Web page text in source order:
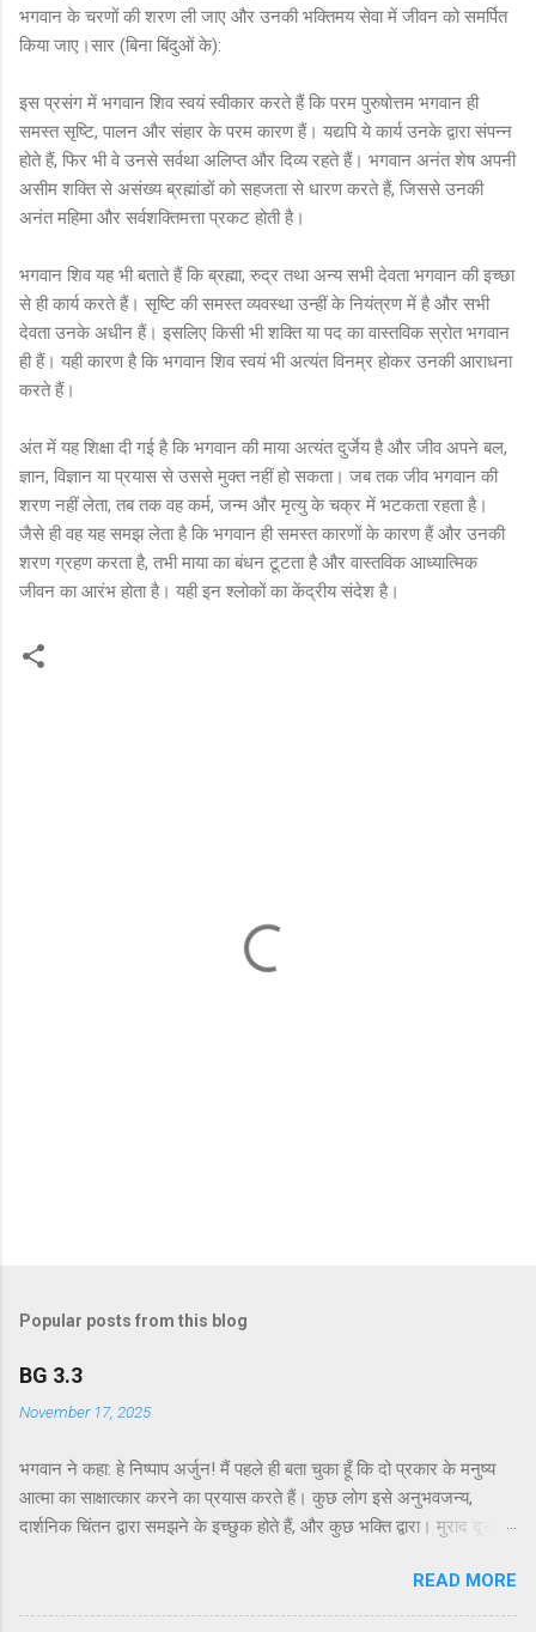
भगवान के चरणों की शरण ली जाए और उनकी भक्तिमय सेवा में जीवन को समर्पित
किया जाए।सार (बिना बिंदुओं के):
इस प्रसंग में भगवान शिव स्वयं स्वीकार करते हैं कि परम पुरुषोत्तम भगवान ही
समस्त सृष्टि, पालन और संहार के परम कारण हैं। यद्यपि ये कार्य उनके द्वारा संपन्न
होते हैं, फिर भी वे उनसे सर्वथा अलिप्त और दिव्य रहते हैं। भगवान अनंत शेष अपनी
असीम शक्ति से असंख्य ब्रह्मांडों को सहजता से धारण करते हैं, जिससे उनकी
अनंत महिमा और सर्वशक्तिमत्ता प्रकट होती है।
भगवान शिव यह भी बताते हैं कि ब्रह्मा, रुद्र तथा अन्य सभी देवता भगवान की इच्छा
से ही कार्य करते हैं। सृष्टि की समस्त व्यवस्था उन्हीं के नियंत्रण में है और सभी
देवता उनके अधीन हैं। इसलिए किसी भी शक्ति या पद का वास्तविक स्रोत भगवान
ही हैं। यही कारण है कि भगवान शिव स्वयं भी अत्यंत विनम्र होकर उनकी आराधना
करते हैं।
अंत में यह शिक्षा दी गई है कि भगवान की माया अत्यंत दुर्जेय है और जीव अपने बल,
ज्ञान, विज्ञान या प्रयास से उससे मुक्त नहीं हो सकता। जब तक जीव भगवान की
शरण नहीं लेता, तब तक वह कर्म, जन्म और मृत्यु के चक्र में भटकता रहता है।
जैसे ही वह यह समझ लेता है कि भगवान ही समस्त कारणों के कारण हैं और उनकी
शरण ग्रहण करता है, तभी माया का बंधन टूटता है और वास्तविक आध्यात्मिक
जीवन का आरंभ होता है। यही इन श्लोकों का केंद्रीय संदेश है।
Popular posts from this blog
BG 3.3
November 17, 2025
भगवान ने कहा: हे निष्पाप अर्जुन! मैं पहले ही बता चुका हूँ कि दो प्रकार के मनुष्य
आत्मा का साक्षात्कार करने का प्रयास करते हैं। कुछ लोग इसे अनुभवजन्य,
दार्शनिक चिंतन द्वारा समझने के इच्छुक होते हैं, और कुछ भक्ति द्वारा। मुराद दूसरे
कर्मयोग या बुद्धियोग। इस श्लोक में भगवान इसे और भी स्पष्ट रूप से समझाते हैं।
सांख्ययोग, अर्थात् आत्मा और पदार्थ की प्रकृति का विश्लेषणात्मक अध्ययन, उन
READ MORE